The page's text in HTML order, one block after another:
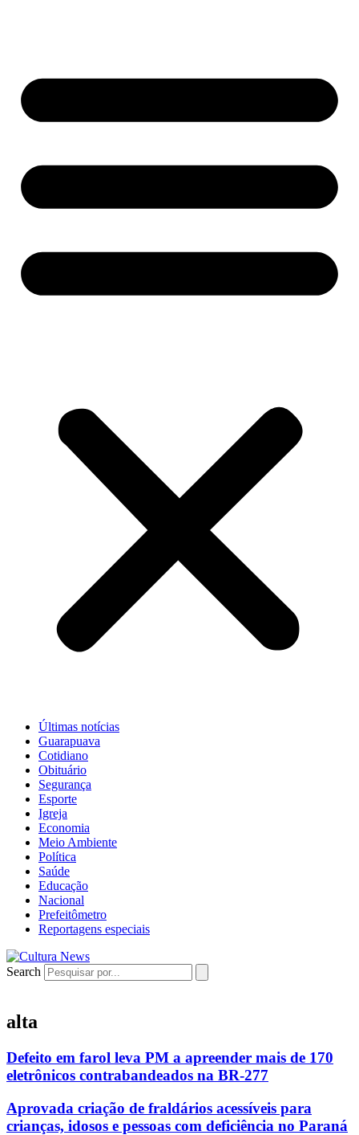
Últimas notícias
Guarapuava
Cotidiano
Obituário
Segurança
Esporte
Igreja
Economia
Meio Ambiente
Política
Saúde
Educação
Nacional
Prefeitômetro
Reportagens especiais
Search
alta
Defeito em farol leva PM a apreender mais de 170
eletrônicos contrabandeados na BR-277
Aprovada criação de fraldários acessíveis para
crianças, idosos e pessoas com deficiência no Paraná